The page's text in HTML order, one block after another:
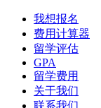
我想报名
费用计算器
留学评估
GPA
留学费用
关于我们